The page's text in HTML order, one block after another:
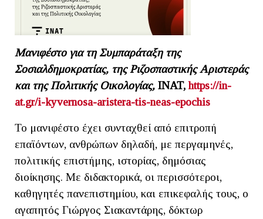
Μανιφέστο για τη Συμπαράταξη της
Σοσιαλδημοκρατίας, της Ριζοσπαστικής Αριστεράς
και της Πολιτικής Οικολογίας, INAT,https://in-
at.gr/i-kyvernosa-aristera-tis-neas-epochis
Το μανιφέστο έχει συνταχθεί από επιτροπή
επαϊόντων, ανθρώπων δηλαδή, με περγαμηνές,
πολιτικής επιστήμης, ιστορίας, δημόσιας
διοίκησης. Με διδακτορικά, οι περισσότεροι,
καθηγητές πανεπιστημίου, και επικεφαλής τους, ο
αγαπητός Γιώργος Σιακαντάρης, δόκτωρ